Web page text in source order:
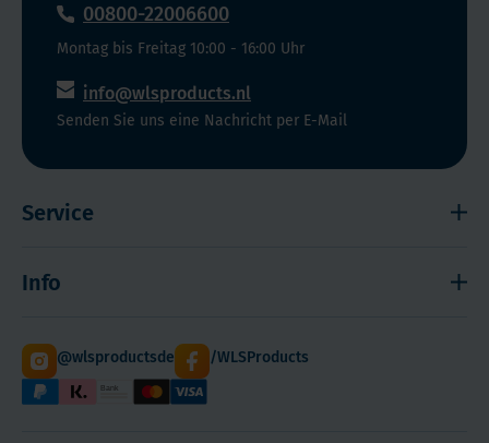
00800-22006600
Montag bis Freitag 10:00 - 16:00 Uhr
info@wlsproducts.nl
Senden Sie uns eine Nachricht per E-Mail
Service
Sitemap
Cookies
Info
Staffelrabatt
Paketdienst DHL
@wlsproductsde /WLSProducts